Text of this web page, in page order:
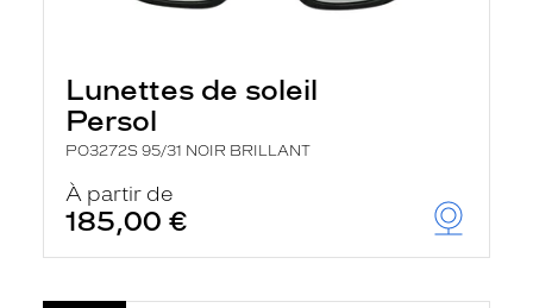
Lunettes de soleil
Persol
PO3272S 95/31 NOIR BRILLANT
À partir de
185,00 €